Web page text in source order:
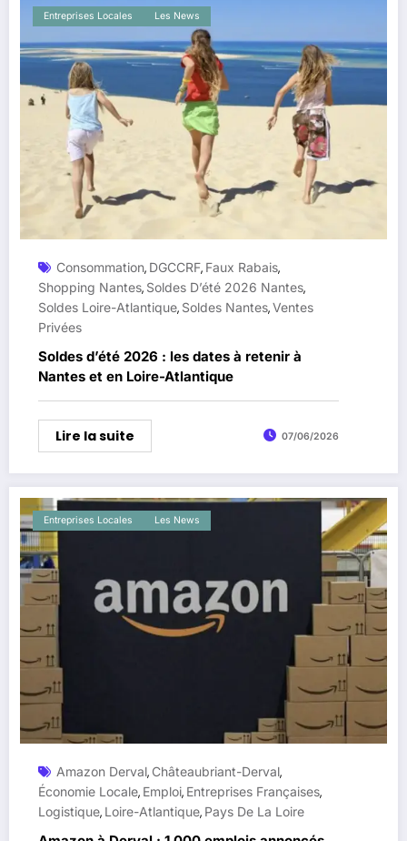
Entreprises Locales Les News
Consommation, DGCCRF, Faux Rabais,
Shopping Nantes, Soldes D’été 2026 Nantes,
Soldes Loire-Atlantique, Soldes Nantes,Ventes
Privées
Soldes d’été 2026 : les dates à retenir à
Nantes et en Loire-Atlantique
Lire la suite 07/06/2026
Entreprises Locales Les News
Amazon Derval, Châteaubriant-Derval,
Économie Locale, Emploi, Entreprises Françaises,
Logistique, Loire-Atlantique, Pays De La Loire